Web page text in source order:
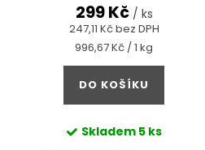
247,11 Kč bez DPH
299 Kč / ks
Měrná
cena:
996,67 Kč / 1 kg
DO KOŠÍKU
Skladem 5 ks